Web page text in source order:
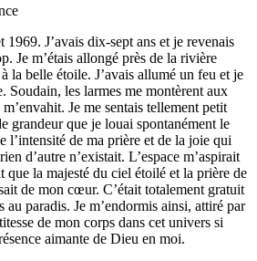
J’avais dix-sept ans et je revenais
Je m’étais allongé près de la rivière
la belle étoile. J’avais allumé un feu et je
Soudain, les larmes me montèrent aux
Je me sentais tellement petit
grandeur que je louai spontanément le
l’intensité de ma prière et de la joie qui
d’autre n’existait. L’espace m’aspirait
que la majesté du ciel étoilé et la prière de
de mon cœur. C’était totalement gratuit
au paradis. Je m’endormis ainsi, attiré par
de mon corps dans cet univers si
aimante de Dieu en moi.